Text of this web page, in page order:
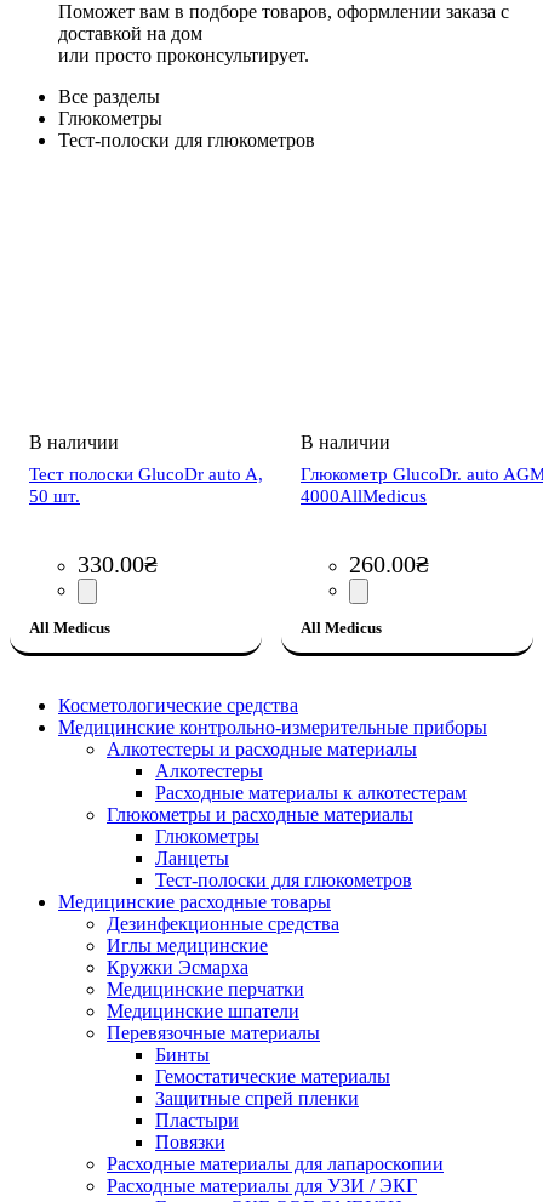
Поможет вам в подборе товаров, оформлении заказа с
доставкой на дом
или просто проконсультирует.
Все разделы
Глюкометры
Тест-полоски для глюкометров
Тест полоски GlucoDr auto A,
50 шт.
330.00₴
All Medicus
Глюкометр GlucoDr. auto
4000AllMedicus
260.00₴
All Medicus
Косметологические средства
Медицинские контрольно-измерительные приборы
Алкотестеры и расходные материалы
Алкотестеры
Расходные материалы к алкотестерам
Глюкометры и расходные материалы
Глюкометры
Ланцеты
Тест-полоски для глюкометров
Медицинские расходные товары
Дезинфекционные средства
Иглы медицинские
Кружки Эсмарха
Медицинские перчатки
Медицинские шпатели
Перевязочные материалы
Бинты
Гемостатические материалы
Защитные спрей пленки
Пластыри
Повязки
Расходные материалы для лапароскопии
Расходные материалы для УЗИ / ЭКГ